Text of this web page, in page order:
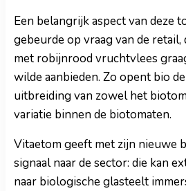
Een belangrijk aspect van deze
gebeurde op vraag van de
met robijnrood vruchtvlees
wilde aanbieden. Zo opent bio
uitbreiding van zowel het
variatie binnen de biotomaten.
Vitaetom geeft met zijn nieuwe
signaal naar de sector: die kan
naar biologische glasteelt